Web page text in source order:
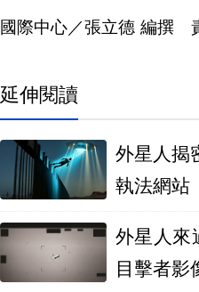
國際中心／張立德 編撰
延伸閱讀
外星人揭
執法網站
外星人來
目擊者影